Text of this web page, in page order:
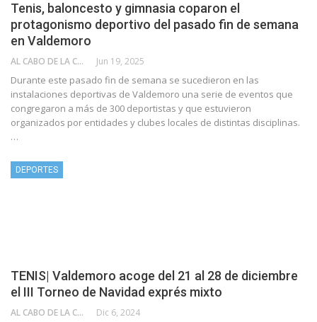
Tenis, baloncesto y gimnasia coparon el
protagonismo deportivo del pasado fin de semana
en Valdemoro
AL CABO DE LA CALLE Jun 19, 2025
Durante este pasado fin de semana se sucedieron en las
instalaciones deportivas de Valdemoro una serie de eventos que
congregaron a más de 300 deportistas y que estuvieron
organizados por entidades y clubes locales de distintas disciplinas.
…
DEPORTES
TENIS| Valdemoro acoge del 21 al 28 de diciembre
el III Torneo de Navidad exprés mixto
AL CABO DE LA CALLE Dic 6, 2024